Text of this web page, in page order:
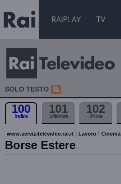
RAIPLAY TV
SOLO TESTO
100
indice
101
ultim'ora
102
24 ore
www.servizitelevideo.rai.it Lavoro Cinema
Borse Estere